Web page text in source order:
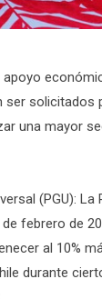
ser
una mayor
(PGU):
febrero de
al 10%
durante